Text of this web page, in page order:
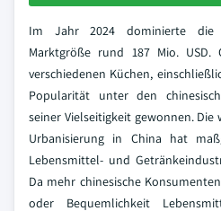
Im Jahr 2024 dominierte die
Marktgröße rund 187 Mio.
verschiedenen Küchen,
Popularität unter den
seiner Vielseitigkeit gewonnen.
Urbanisierung in China hat
Lebensmittel- und
Da mehr chinesische
oder Bequemlichkeit